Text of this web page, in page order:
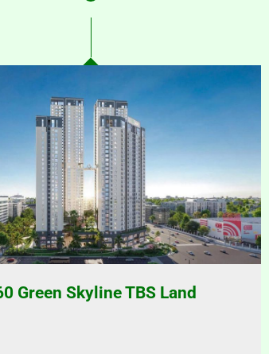
Green Skyline TBS Land